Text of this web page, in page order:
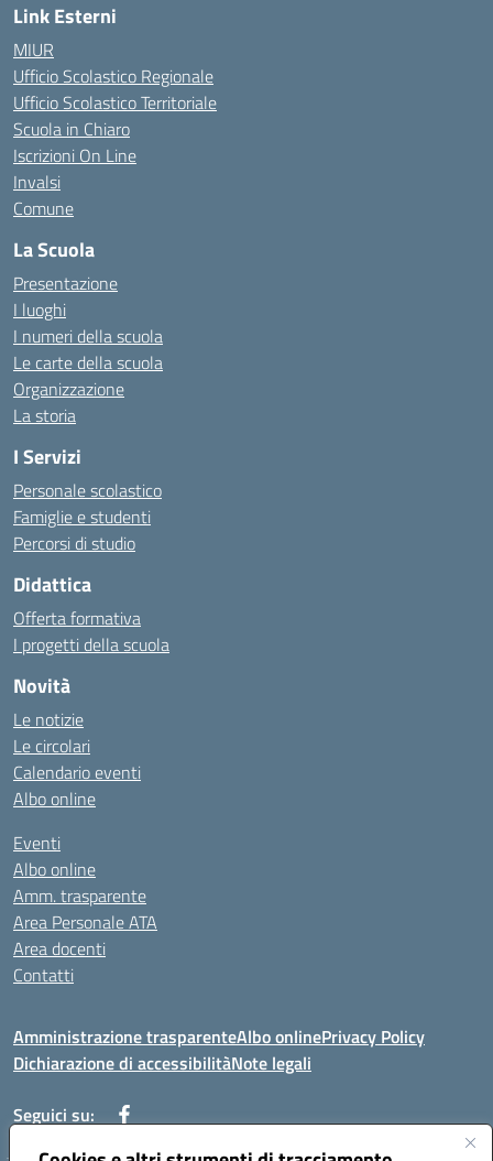
Link Esterni
MIUR
Ufficio Scolastico Regionale
Ufficio Scolastico Territoriale
Scuola in Chiaro
Iscrizioni On Line
Invalsi
Comune
La Scuola
Presentazione
I luoghi
I numeri della scuola
Le carte della scuola
Organizzazione
La storia
I Servizi
Personale scolastico
Famiglie e studenti
Percorsi di studio
Didattica
Offerta formativa
I progetti della scuola
Novità
Le notizie
Le circolari
Calendario eventi
Albo online
Eventi
Albo online
Amm. trasparente
Area Personale ATA
Area docenti
Contatti
Amministrazione trasparenteAlbo onlinePrivacy Policy
Dichiarazione di accessibilitàNote legali
Seguici su: